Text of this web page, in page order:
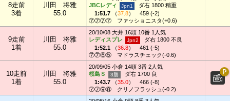
8走前
3着
川田 将雅
55.0
JBCレディ
ダ右 1800 稍重
1:51.7 （37.8）
459 (-2)
⑦⑦⑦⑦
ファッショニスタ(+0.6)
9走前
1着
川田 将雅
55.0
20/10/08 大井 16頭 10番 1人気
レディスプレ
ダ右 1800 不良
1:52.1 （36.8）
461 (-5)
⑦⑦⑥⑤
マドラスチェック(-0.6)
10走前
1着
川田 将雅
55.0
20/09/05 小倉 14頭 3番 2人気
桜島Ｓ
ダ右 1700 良
1:43.7 （35.0）
466 (-8)
⑦⑦⑨⑧
クリノフラッシュ(-0.2)